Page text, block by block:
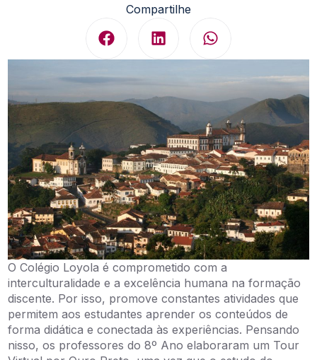
Compartilhe
O Colégio Loyola é comprometido com a
interculturalidade e a excelência humana na formação
discente. Por isso, promove constantes atividades que
permitem aos estudantes aprender os conteúdos de
forma didática e conectada às experiências. Pensando
nisso, os professores do 8º Ano elaboraram um Tour